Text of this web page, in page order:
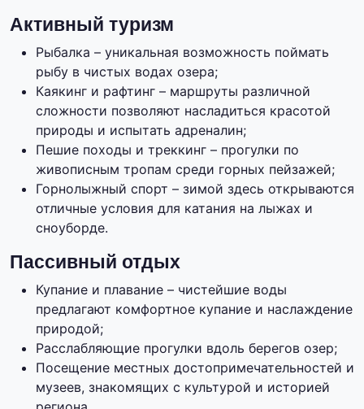
Активный туризм
Рыбалка – уникальная возможность поймать
рыбу в чистых водах озера;
Каякинг и рафтинг – маршруты различной
сложности позволяют насладиться красотой
природы и испытать адреналин;
Пешие походы и треккинг – прогулки по
живописным тропам среди горных пейзажей;
Горнолыжный спорт – зимой здесь открываются
отличные условия для катания на лыжах и
сноуборде.
Пассивный отдых
Купание и плавание – чистейшие воды
предлагают комфортное купание и наслаждение
природой;
Расслабляющие прогулки вдоль берегов озер;
Посещение местных достопримечательностей и
музеев, знакомящих с культурой и историей